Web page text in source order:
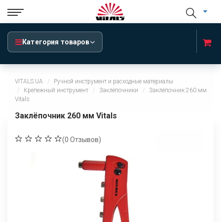
Категория товаров
VITALS.UA
Ручной инструмент и расходные материалы
Крепежный инструмент
Заклёпочники
Заклёпочник 260 мм
Vitals
Заклёпочник 260 мм Vitals
(0 Отзывов)